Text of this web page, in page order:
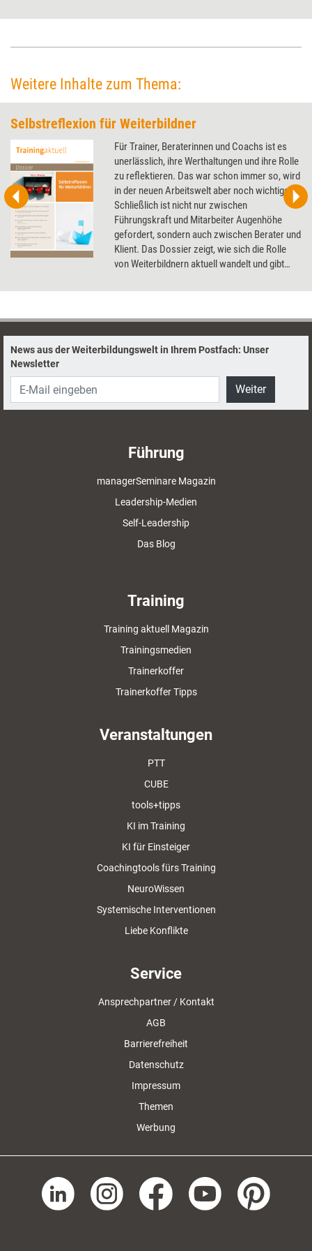
Weitere Inhalte zum Thema:
Selbstreflexion für Weiterbildner
Für Trainer, Beraterinnen und Coachs ist es
unerlässlich, ihre Werthaltungen und ihre Rolle
zu reflektieren. Das war schon immer so, wird
in der neuen Arbeitswelt aber noch wichtiger.
Schließlich ist nicht nur zwischen
Führungskraft und Mitarbeiter Augenhöhe
gefordert, sondern auch zwischen Berater und
Klient. Das Dossier zeigt, wie sich die Rolle
von Weiterbildnern aktuell wandelt und gibt
News aus der Weiterbildungswelt in Ihrem Postfach: Unser
Newsletter
Weiter
Führung
managerSeminare Magazin
Leadership-Medien
Self-Leadership
Das Blog
Training
Training aktuell Magazin
Trainingsmedien
Trainerkoffer
Trainerkoffer Tipps
Veranstaltungen
PTT
CUBE
tools+tipps
KI im Training
KI für Einsteiger
Coachingtools fürs Training
NeuroWissen
Systemische Interventionen
Liebe Konflikte
Service
Ansprechpartner / Kontakt
AGB
Barrierefreiheit
Datenschutz
Impressum
Themen
Werbung